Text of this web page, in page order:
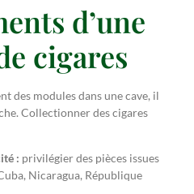
d’une
cigares
des modules dans une cave, il
Collectionner des cigares
: privilégier des pièces issues
Nicaragua, République